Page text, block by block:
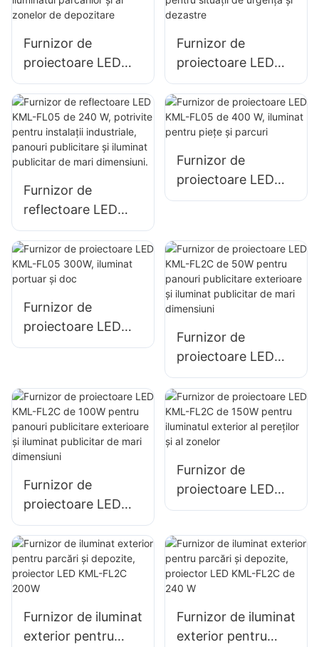
clădirilor și iluminat
deschise
șantierelor de
Furnizor de
proiectoare LED
KML-FL05 de 150
W pentru iluminatul
parcărilor și al
zonelor de
depozitare
Furnizor de
proiectoare LED
KML-FL05 de 200
W, iluminat pentru
situații de urgență
și dezastre
Furnizor de
reflectoare LED
KML-FL05 de 240
W, potrivite pentru
instalații industriale,
panouri publicitare
și iluminat publicitar
de mari dimensiuni.
Furnizor de
proiectoare LED
KML-FL05 de 400
piețe și parcuri
Furnizor de
proiectoare LED
KML-FL05 300W,
doc
Furnizor de
proiectoare LED
KML-FL2C de 50W
pentru panouri
publicitare
exterioare și
de mari dimensiuni
Furnizor de
proiectoare LED
KML-FL2C de 100W
pentru panouri
publicitare
exterioare și
de mari dimensiuni
Furnizor de
proiectoare LED
KML-FL2C de 150W
exterior al pereților
și al zonelor
Furnizor de iluminat
exterior pentru
Furnizor de iluminat
exterior pentru